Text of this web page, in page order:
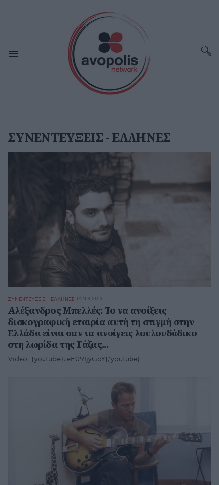
ΣΥΝΕΝΤΕΥΞΕΙΣ - ΕΛΛΗΝΕΣ
ΣΥΝΕΝΤΕΥΞΕΙΣ - ΕΛΛΗΝΕΣ ΙΑΝ 8,2013
Αλέξανδρος Μπελλές: Το να ανοίξεις
δισκογραφική εταιρία αυτή τη στιγμή στην
Ελλάδα είναι σαν να ανοίγεις λουλουδάδικο
στη λωρίδα της Γάζας...
Video: {youtube}ueE09IjyGoY{/youtube}